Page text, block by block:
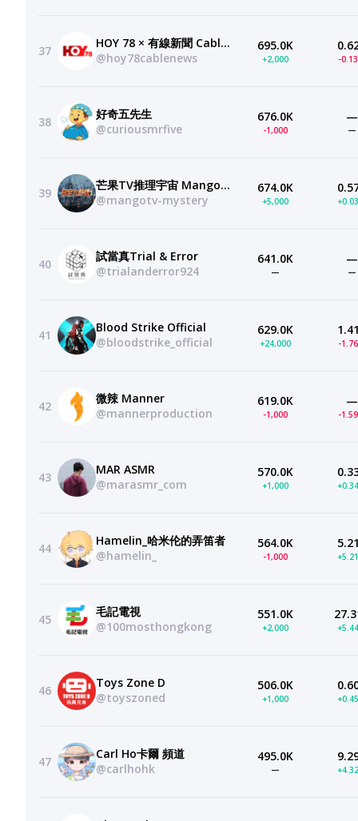
37
HOY 78 × 有線新聞 Cable News
@hoy78cablenews
695.0K
+2,000 -
38
好奇五先生
@curiousmrfive
676.0K
-1,000
—
—
39
芒果TV推理宇宙 MangoTV Mystery Official Channel
@mangotv-mystery
674.0K
+5,000
40
試當真Trial & Error
@trialanderror924
641.0K
—
—
—
41
Blood Strike Official
@bloodstrike_official
629.0K
+24,000 -
42
微辣 Manner
@mannerproduction
619.0K
-1,000
—
-
43
MAR ASMR
@marasmr_com
570.0K
+1,000
44
Hamelin_哈米伦的弄笛者
@hamelin_
564.0K
-1,000
45
毛記電視
@100mosthongkong
551.0K
+2,000
46
Toys Zone D
@toyszoned
506.0K
+1,000
47
Carl Ho卡爾 頻道
@carlhohk
495.0K
—